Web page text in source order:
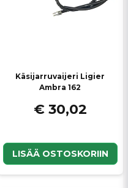
Käsijarruvaijeri Ligier
Ambra 162
€ 30,02
LISÄÄ OSTOSKORIIN